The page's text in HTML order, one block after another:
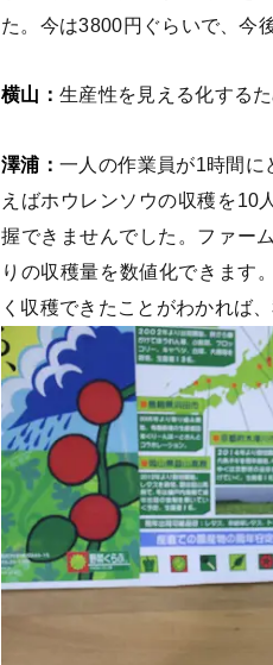
た。今は3800円ぐらいで、今
横山： 生産性を見える化する
澤浦：一人の作業員が1時間に
えばホウレンソウの収穫を10
握できませんでした。ファー
りの収穫量を数値化できます
く収穫できたことがわかれば